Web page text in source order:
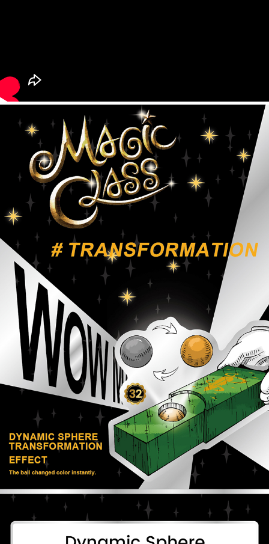
페이코 라이